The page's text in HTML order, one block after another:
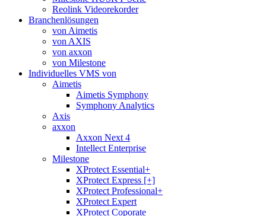
Reolink Videorekorder
Branchenlösungen
von Aimetis
von AXIS
von axxon
von Milestone
Individuelles VMS von
Aimetis
Aimetis Symphony
Symphony Analytics
Axis
axxon
Axxon Next 4
Intellect Enterprise
Milestone
XProtect Essential+
XProtect Express [+]
XProtect Professional+
XProtect Expert
XProtect Coporate